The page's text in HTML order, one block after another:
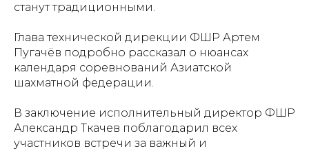
станут традиционными.
Глава технической дирекции ФШР Артем
Пугачёв подробно рассказал о нюансах
календаря соревнований Азиатской
шахматной федерации.
В заключение исполнительный директор ФШР
Александр Ткачев поблагодарил всех
участников встречи за важный и